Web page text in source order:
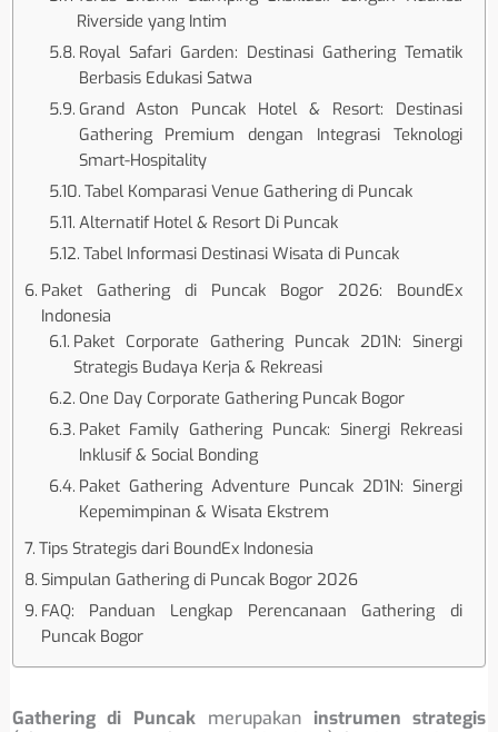
Riverside yang Intim
Royal Safari Garden: Destinasi Gathering Tematik
Berbasis Edukasi Satwa
Grand Aston Puncak Hotel & Resort: Destinasi
Gathering Premium dengan Integrasi Teknologi
Smart-Hospitality
Tabel Komparasi Venue Gathering di Puncak
Alternatif Hotel & Resort Di Puncak
Tabel Informasi Destinasi Wisata di Puncak
Paket Gathering di Puncak Bogor 2026: BoundEx
Indonesia
Paket Corporate Gathering Puncak 2D1N: Sinergi
Strategis Budaya Kerja & Rekreasi
One Day Corporate Gathering Puncak Bogor
Paket Family Gathering Puncak: Sinergi Rekreasi
Inklusif & Social Bonding
Paket Gathering Adventure Puncak 2D1N: Sinergi
Kepemimpinan & Wisata Ekstrem
Tips Strategis dari BoundEx Indonesia
Simpulan Gathering di Puncak Bogor 2026
FAQ: Panduan Lengkap Perencanaan Gathering di
Puncak Bogor
Gathering di Puncak merupakan instrumen strategis